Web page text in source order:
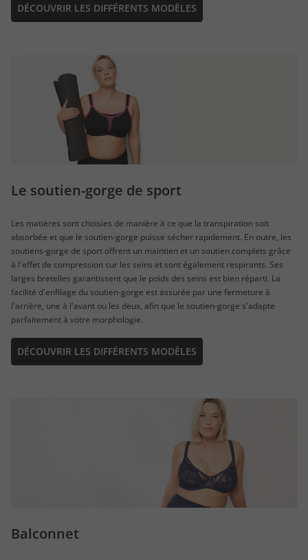
DÉCOUVRIR LES DIFFÉRENTS MODÈLES
Le soutien-gorge de sport
Les matières sont choisies de manière à ce que la transpiration soit
absorbée et que le soutien-gorge puisse sécher rapidement. En outre, les
soutiens-gorge de sport offrent un maintien et un soutien complets grâce
à l'effet de compression sur les seins et sont également respirants. Ses
larges bretelles garantissent que le poids des seins est bien réparti. La
facilité d'enfilage du soutien-gorge est assurée par une fermeture à
l'arrière, une à l'avant ou les deux, afin que le soutien-gorge s'adapte
parfaitement à votre morphologie.
DÉCOUVRIR LES DIFFÉRENTS MODÈLES
Balconnet